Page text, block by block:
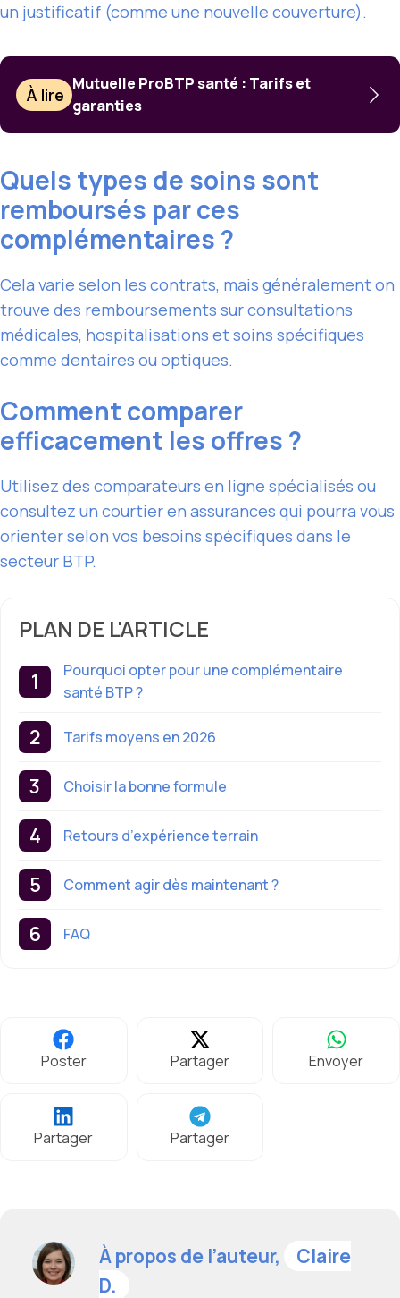
un justificatif (comme une nouvelle couverture).
À lire
Mutuelle ProBTP santé : Tarifs et
garanties
Quels types de soins sont
remboursés par ces
complémentaires ?
Cela varie selon les contrats, mais généralement on
trouve des remboursements sur consultations
médicales, hospitalisations et soins spécifiques
comme dentaires ou optiques.
Comment comparer
efficacement les offres ?
Utilisez des comparateurs en ligne spécialisés ou
consultez un courtier en assurances qui pourra vous
orienter selon vos besoins spécifiques dans le
secteur BTP.
PLAN DE L'ARTICLE
Pourquoi opter pour une complémentaire
santé BTP ?
Tarifs moyens en 2026
Choisir la bonne formule
Retours d’expérience terrain
Comment agir dès maintenant ?
FAQ
Poster Partager Envoyer
Partager Partager
À propos de l’auteur,
Claire
D.